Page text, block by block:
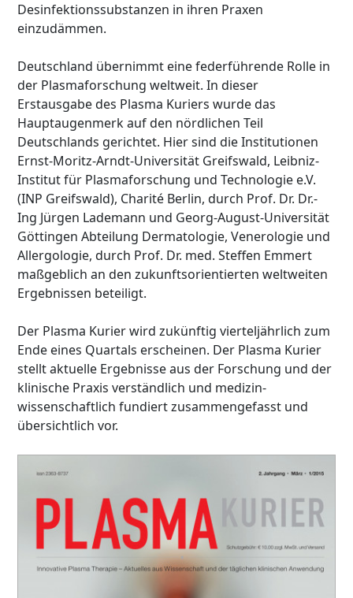
Desinfektionssubstanzen in ihren Praxen
einzudämmen.
Deutschland übernimmt eine federführende Rolle in
der Plasmaforschung weltweit. In dieser
Erstausgabe des Plasma Kuriers wurde das
Hauptaugenmerk auf den nördlichen Teil
Deutschlands gerichtet. Hier sind die Institutionen
Ernst-Moritz-Arndt-Universität Greifswald, Leibniz-
Institut für Plasmaforschung und Technologie e.V.
(INP Greifswald), Charité Berlin, durch Prof. Dr. Dr.-
Ing Jürgen Lademann und Georg-August-Universität
Göttingen Abteilung Dermatologie, Venerologie und
Allergologie, durch Prof. Dr. med. Steffen Emmert
maßgeblich an den zukunftsorientierten weltweiten
Ergebnissen beteiligt.
Der Plasma Kurier wird zukünftig vierteljährlich zum
Ende eines Quartals erscheinen. Der Plasma Kurier
stellt aktuelle Ergebnisse aus der Forschung und der
klinische Praxis verständlich und medizin-
wissenschaftlich fundiert zusammengefasst und
übersichtlich vor.